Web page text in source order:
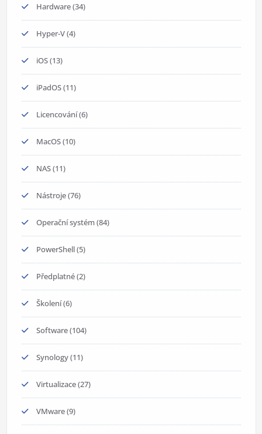
Hardware(34)
Hyper-V(4)
iOS(13)
iPadOS(11)
Licencování(6)
MacOS(10)
NAS(11)
Nástroje(76)
Operační systém(84)
PowerShell(5)
Předplatné(2)
Školení(6)
Software(104)
Synology(11)
Virtualizace(27)
VMware(9)